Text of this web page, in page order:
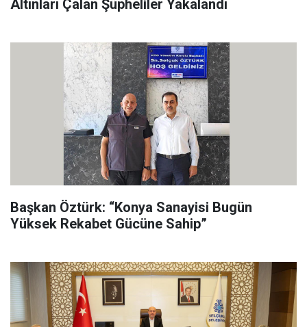
Altınları Çalan Şüpheliler Yakalandı
Başkan Öztürk: “Konya Sanayisi Bugün
Yüksek Rekabet Gücüne Sahip”